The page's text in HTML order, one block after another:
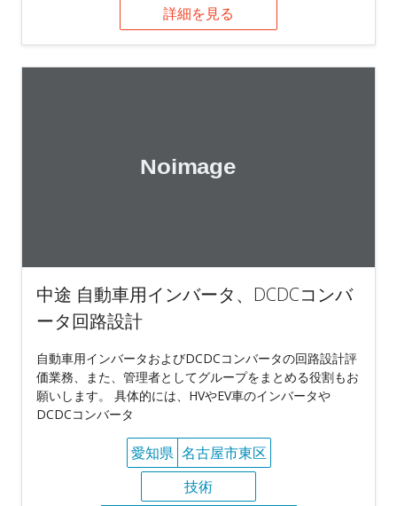
詳細を見る
中途 自動車用インバータ、DCDCコンバ
ータ回路設計
自動車用インバータおよびDCDCコンバータの回路設計評
価業務、また、管理者としてグループをまとめる役割もお
願いします。 具体的には、HVやEV車のインバータや
DCDCコンバータ
愛知県 名古屋市東区
技術